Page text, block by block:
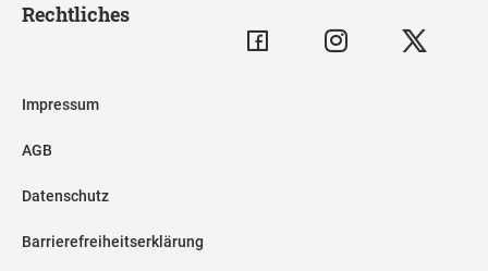
Rechtliches
Impressum
AGB
Datenschutz
Barrierefreiheitserklärung